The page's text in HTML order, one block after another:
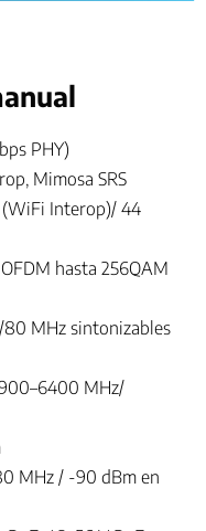
PHY)
Mimosa SRS
(WiFi Interop)/ 44
hasta 256QAM
80 MHz sintonizables
MHz/
MHz / -90 dBm en